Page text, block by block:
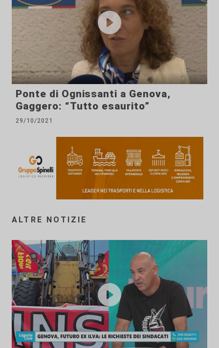
Ponte di Ognissanti a Genova,
Gaggero: “Tutto esaurito”
29/10/2021
ALTRE NOTIZIE